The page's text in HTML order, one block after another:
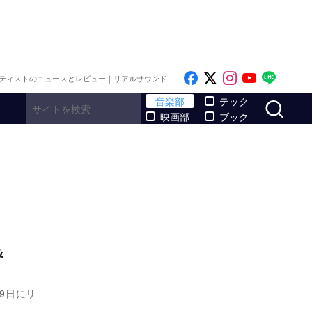
ィストのニュースとレビュー｜リアルサウンド Like on Facebook
Follow on x
Follow on
Follow
音楽部
映画部
テック
ブック
日にリ